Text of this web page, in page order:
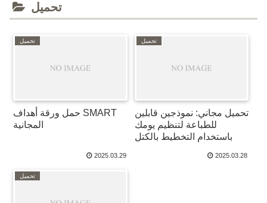
تحميل
تحميل
حمل ورقة أهداف SMART
المجانية
2025.03.29
تحميل
تحميل مجاني: نموذجين قابلين
للطباعة لتنظيم يومك
باستخدام التخطيط بالكتل
2025.03.28
تحميل